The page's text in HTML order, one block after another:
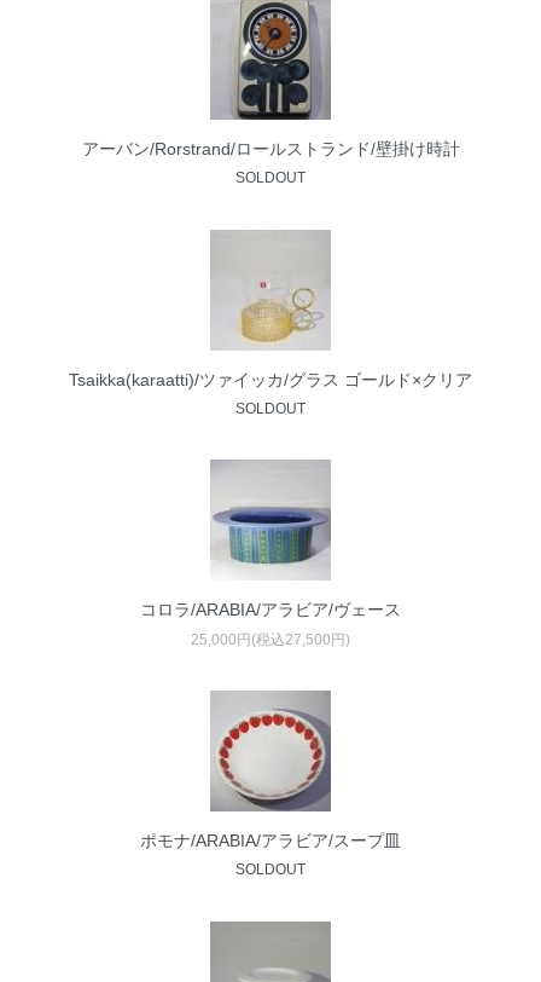
アーバン/Rorstrand/ロールストランド/壁掛け時計
SOLDOUT
Tsaikka(karaatti)/ツァイッカ/グラス ゴールド×クリア
SOLDOUT
コロラ/ARABIA/アラビア/ヴェース
25,000円(税込27,500円)
ポモナ/ARABIA/アラビア/スープ皿
SOLDOUT